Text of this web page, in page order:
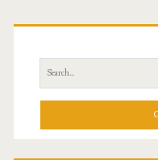
Primary
Sidebar
Search
for: